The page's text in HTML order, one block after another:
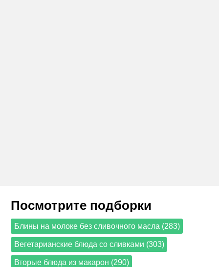
Посмотрите подборки
Блины на молоке без сливочного масла (283)
Вегетарианские блюда со сливками (303)
Вторые блюда из макарон (290)